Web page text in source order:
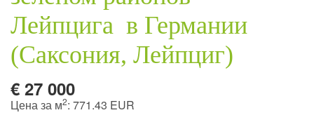
Лейпцига в Германии
(Саксония, Лейпциг)
€ 27 000
Цена за м2: 771.43 EUR